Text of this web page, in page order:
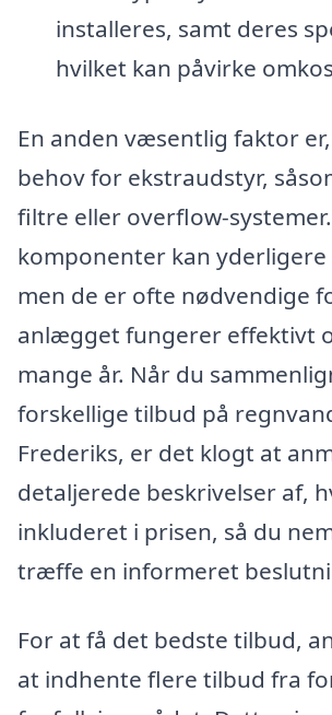
installeres, samt deres
hvilket kan påvirke
En anden væsentlig faktor
behov for ekstraudstyr,
filtre eller overflow-
komponenter kan yderligere
men de er ofte nødvendige
anlægget fungerer effektivt
mange år. Når du
forskellige tilbud på
Frederiks, er det klogt at
detaljerede beskrivelser af,
inkluderet i prisen, så du
træffe en informeret
For at få det bedste tilbud,
at indhente flere tilbud fra